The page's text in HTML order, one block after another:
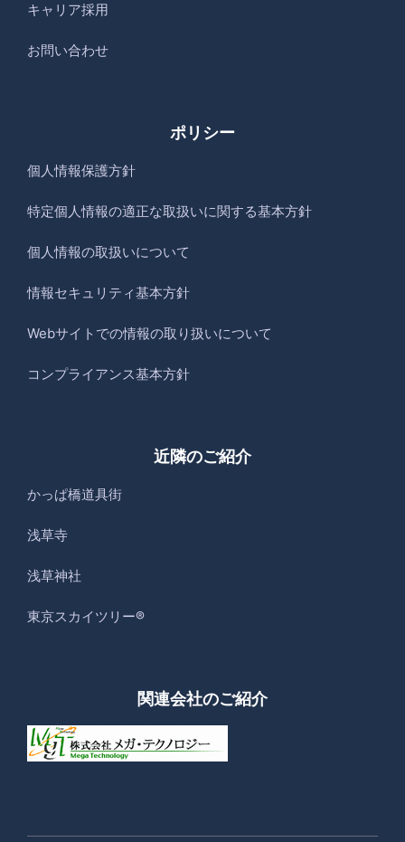
キャリア採用
お問い合わせ
ポリシー
個人情報保護方針
特定個人情報の適正な取扱いに関する基本方針
個人情報の取扱いについて
情報セキュリティ基本方針
Webサイトでの情報の取り扱いについて
コンプライアンス基本方針
近隣のご紹介
かっぱ橋道具街
浅草寺
浅草神社
東京スカイツリー®
関連会社のご紹介